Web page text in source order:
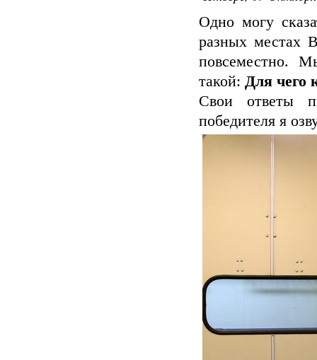
Одно могу
разных местах
повсеместно.
такой: Для чего
Свои ответы
победителя я